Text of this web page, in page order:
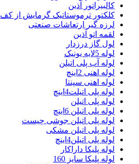
کالبیراتور آذین
کلکتور ترموستاتیک گرمایش از کف
لرزه گیر ارتعاشات صنعتی
لقمه اتو آذین
لول گاز درزدار
لوله 5لایه یونیک
لوله آب پلی اتیلن
لوله اهنی 2اینچ
لوله اهنی سپنتا
لوله پلی اتیلت4اینچ
لوله پلی اتیلن
لوله پلی اتیلن 6اینچ
لوله پلی اتیلن جوشی چیست
لوله پلی اتیلن مشکی
لوله پلی اتیلن4اینچ
لوله پلیکا داراکار
لوله پلیکا سایز 160